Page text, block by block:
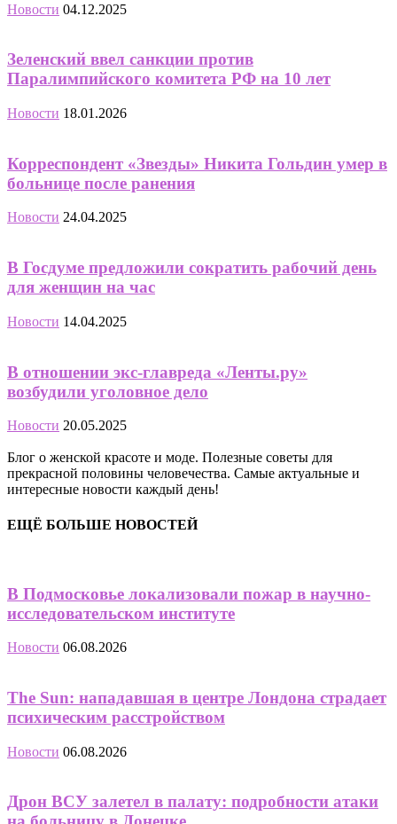
Новости 04.12.2025
Зеленский ввел санкции против
Паралимпийского комитета РФ на 10 лет
Новости 18.01.2026
Корреспондент «Звезды» Никита Гольдин умер в
больнице после ранения
Новости 24.04.2025
В Госдуме предложили сократить рабочий день
для женщин на час
Новости 14.04.2025
В отношении экс-главреда «Ленты.ру»
возбудили уголовное дело
Новости 20.05.2025
Блог о женской красоте и моде. Полезные советы для
прекрасной половины человечества. Самые актуальные и
интересные новости каждый день!
ЕЩЁ БОЛЬШЕ НОВОСТЕЙ
В Подмосковье локализовали пожар в научно-
исследовательском институте
Новости 06.08.2026
The Sun: нападавшая в центре Лондона страдает
психическим расстройством
Новости 06.08.2026
Дрон ВСУ залетел в палату: подробности атаки